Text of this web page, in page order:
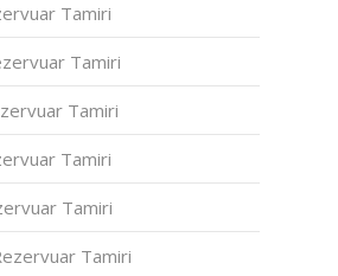
Tamiri
Tamiri
Tamiri
Tamiri
Tamiri
Tamiri